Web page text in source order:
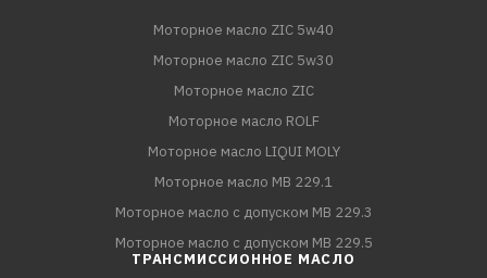
Моторное масло ZIC 5w40
Моторное масло ZIC 5w30
Моторное масло ZIC
Моторное масло ROLF
Моторное масло LIQUI MOLY
Моторное масло MB 229.1
Моторное масло с допуском MB 229.3
Моторное масло с допуском MB 229.5
ТРАНСМИССИОННОЕ МАСЛО